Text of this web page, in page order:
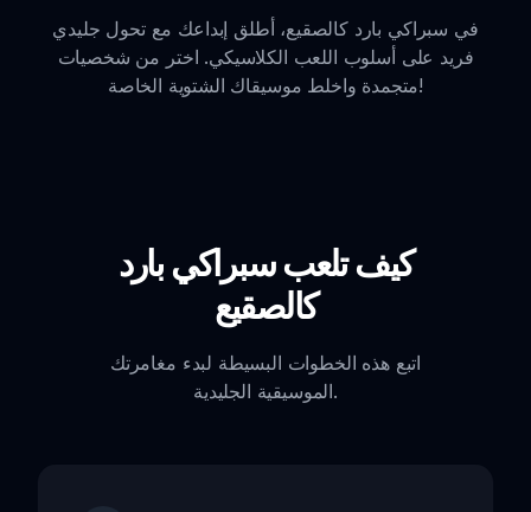
في سبراكي بارد كالصقيع، أطلق إبداعك مع تحول جليدي
فريد على أسلوب اللعب الكلاسيكي. اختر من شخصيات
متجمدة واخلط موسيقاك الشتوية الخاصة!
كيف تلعب سبراكي بارد
كالصقيع
اتبع هذه الخطوات البسيطة لبدء مغامرتك
الموسيقية الجليدية.